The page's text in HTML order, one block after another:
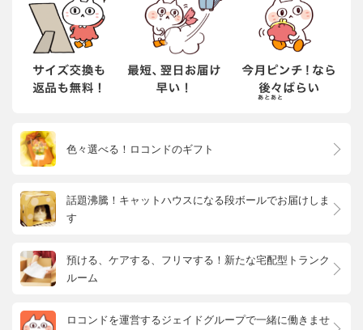
色々選べる！ロコンドのギフト
話題沸騰！キャットハウスになる段ボールでお届けしま
す
預ける、ケアする、フリマする！新たな宅配型トランク
ルーム
ロコンドを運営するジェイドグループで一緒に働きませ